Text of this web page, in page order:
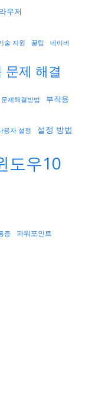
우저
술 지원 꿀팁 네이버
문제 해결
문제해결방법 부작용
용자 설정 설정 방법
도우10
증 파워포인트